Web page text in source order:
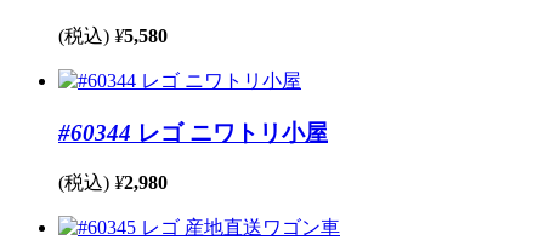
(税込) ¥5,580
#60344 レゴ ニワトリ小屋
(税込) ¥2,980